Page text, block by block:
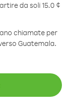
da soli 15.0 ¢
chiamate per
Guatemala.